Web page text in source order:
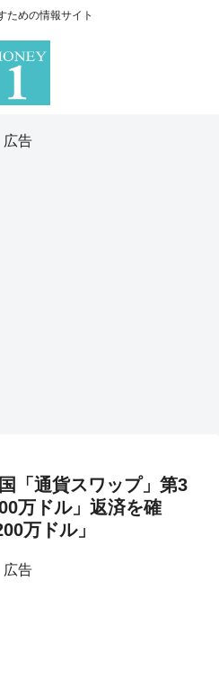
ための情報サイト
広告
「通貨スワップ」第3
万ドル」返済を確
万ドル」
広告